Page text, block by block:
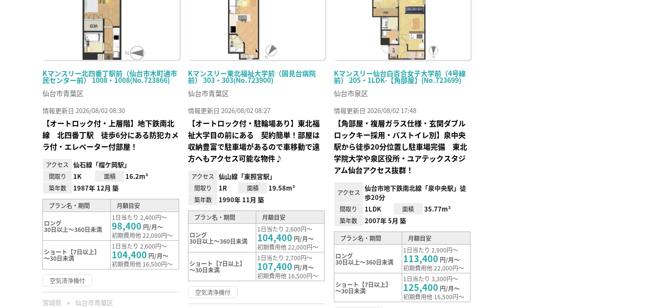
Kマンスリー北四番丁駅前（仙台市木町通市
民センター前） 1008・1008(No.723866)
仙台市青葉区
情報更新日 2026/08/02 08:30
【オートロック付・上層階】地下鉄南北
線 北四番丁駅 徒歩6分にある防犯カメ
ラ付・エレベーター付部屋！
アクセス 仙石線「榴ケ岡駅」
間取り 1K 面積 16.2m²
築年数 1987年 12月 築
プラン名・期間 月額目安
ロング
30日以上～360日未満
1日当たり 2,400円～
98,400 円/月～
初期費用他 22,000円～
ショート【7日以上】
～30日未満
1日当たり 2,600円～
104,400 円/月～
初期費用他 16,500円～
空気清浄機付
宮城県 仙台市青葉区
Kマンスリー東北福祉大学前（国見台病院
前） 303・303(No.723900)
仙台市青葉区
情報更新日 2026/08/02 08:27
【オートロック付・駐輪場あり】東北福
祉大学目の前にある 契約簡単！部屋は
収納豊富で駐車場があるので車移動で遠
方へもアクセス可能な物件♪
アクセス 仙山線「東照宮駅」
間取り 1R 面積 19.58m²
築年数 1990年 11月 築
プラン名・期間 月額目安
ロング
30日以上～360日未満
1日当たり 2,600円～
104,400 円/月～
初期費用他 22,000円～
ショート【7日以上】
～30日未満
1日当たり 2,700円～
107,400 円/月～
初期費用他 16,500円～
空気清浄機付
Kマンスリー仙台白百合女子大学前（4号線
前） 205・1LDK-【角部屋】(No.723699)
仙台市泉区
情報更新日 2026/08/02 17:48
【角部屋・複層ガラス仕様・玄関ダブル
ロックキー採用・バストイレ別】泉中央
駅から徒歩20分位置し駐車場完備 東北
学院大学や泉区役所・ユアテックスタジ
アム仙台アクセス抜群！
アクセス
仙台市地下鉄南北線「泉中央駅」徒
歩20分
間取り 1LDK 面積 35.77m²
築年数 2007年 5月 築
プラン名・期間 月額目安
ロング
30日以上～360日未満
1日当たり 2,900円～
113,400 円/月～
初期費用他 22,000円～
ショート【7日以上】
～30日未満
1日当たり 3,300円～
125,400 円/月～
初期費用他 16,500円～